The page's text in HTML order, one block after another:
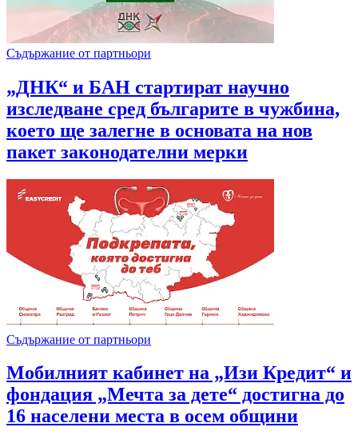
Съдържание от партньори
„ДНК“ и БАН стартират научно
изследване сред българите в чужбина,
което ще залегне в основата на нов
пакет законодателни мерки
Съдържание от партньори
Мобилният кабинет на „Изи Кредит“ и
фондация „Мечта за дете“ достигна до
16 населени места в осем общини